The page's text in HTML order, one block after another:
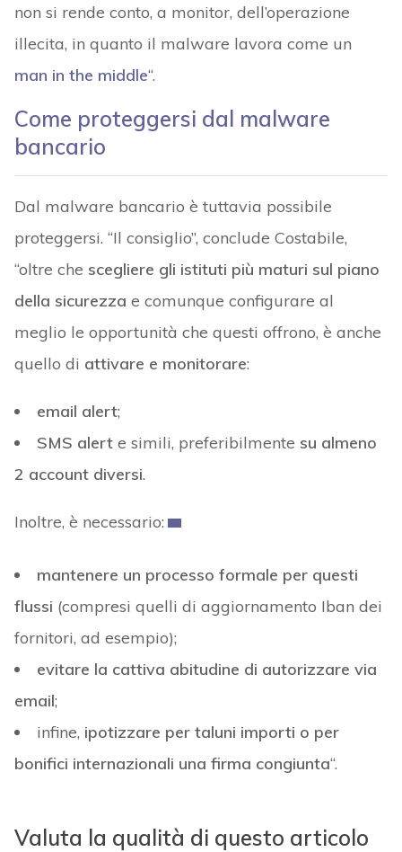
non si rende conto, a monitor, dell’operazione
illecita, in quanto il malware lavora come un
man in the middle“.
Come proteggersi dal malware
bancario
Dal malware bancario è tuttavia possibile
proteggersi. “Il consiglio”, conclude Costabile,
“oltre che scegliere gli istituti più maturi sul piano
della sicurezza e comunque configurare al
meglio le opportunità che questi offrono, è anche
quello di attivare e monitorare:
email alert;
SMS alerte simili, preferibilmente su almeno
2 account diversi.
Inoltre, è necessario:
mantenere un processo formale per questi
flussi (compresi quelli di aggiornamento Iban dei
fornitori, ad esempio);
evitare la cattiva abitudine di autorizzare via
email;
infine, ipotizzare per taluni importi o per
bonifici internazionali una firma congiunta“.
Valuta la qualità di questo articolo